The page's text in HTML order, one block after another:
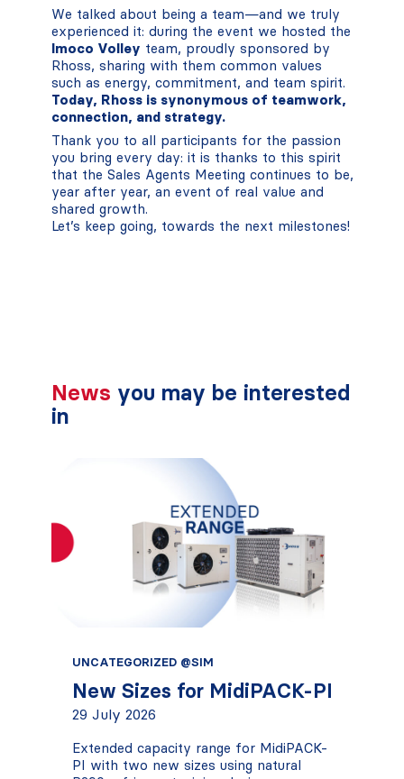
We talked about being a team—and we truly
experienced it: during the event we hosted the
Imoco Volley team, proudly sponsored by
Rhoss, sharing with them common values
such as energy, commitment, and team spirit.
Today, Rhoss is synonymous of teamwork,
connection, and strategy.
Thank you to all participants for the passion
you bring every day: it is thanks to this spirit
that the Sales Agents Meeting continues to be,
year after year, an event of real value and
shared growth.
Let’s keep going, towards the next milestones!
News you may be interested
in
UNCATEGORIZED @SIM
New Sizes for MidiPACK-PI
29 July 2026
Extended capacity range for MidiPACK-
PI with two new sizes using natural